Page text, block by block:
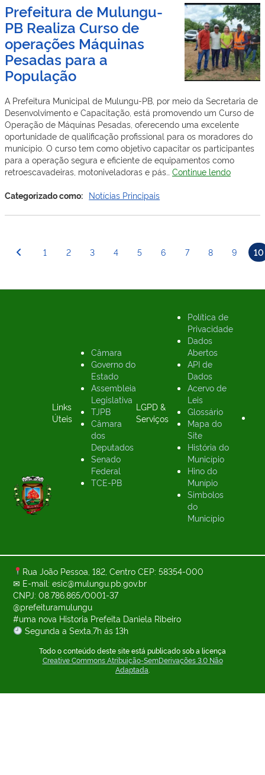
Visita
Melhorias
Município
Prefeitura de Mulungu-
PB Realiza Curso de
operações Máquinas
Pesadas para a
População
A Prefeitura Municipal de Mulungu-PB, por meio da Secretaria de
Desenvolvimento e Capacitação, está promovendo um Curso de
Operação de Máquinas Pesadas, oferecendo uma excelente
oportunidade de qualificação profissional para os moradores do
município. O curso tem como objetivo capacitar os participantes
para a operação segura e eficiente de equipamentos como
retroescavadeiras, motoniveladoras e pás… Continue lendo
Realiza
para
Categorizado como: Notícias Principais
Paginação
de
1 2 3 4 5 6 7 8 9 10
Links
Úteis
Câmara
Governo do
Estado
Assembleia
Legislativa
TJPB
Câmara
dos
Deputados
Senado
Federal
TCE-PB
LGPD &
Serviços
Política de
Privacidade
Dados
Abertos
API de
Dados
Acervo de
Leis
Glossário
Mapa do
Site
História do
Município
Hino do
Munípio
Simbolos
do
Município
Rua João Pessoa, 182, Centro CEP: 58354-000
✉ E-mail: esic@mulungu.pb.gov.br
CNPJ: 08.786.865/0001-37
@prefeituramulungu
#uma nova Historia Prefeita Daniela Ribeiro
Segunda a Sexta,7h ás 13h
Todo o conteúdo deste site está publicado sob a licença
Creative Commons Atribuição-SemDerivações 3.0 Não
Adaptada